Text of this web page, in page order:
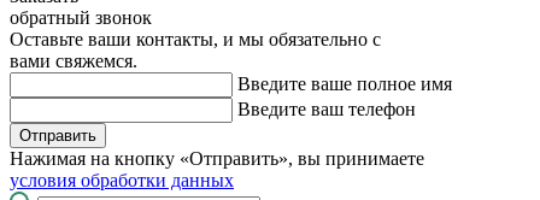
обратный звонок
Оставьте ваши контакты, и мы обязательно с
вами свяжемся.
Введите ваше полное имя
Введите ваш телефон
Отправить
Нажимая на кнопку «Отправить», вы принимаете
условия обработки данных